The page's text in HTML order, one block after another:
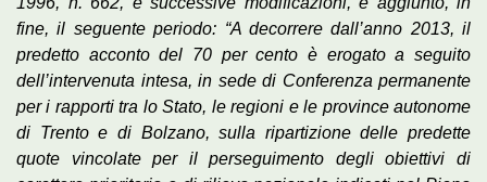
fine, il seguente periodo: “A decorrere dall’anno 2013, il
predetto acconto del 70 per cento è erogato a seguito
dell’intervenuta intesa, in sede di Conferenza permanente
per i rapporti tra lo Stato, le regioni e le province autonome
di Trento e di Bolzano, sulla ripartizione delle predette
quote vincolate per il perseguimento degli obiettivi di